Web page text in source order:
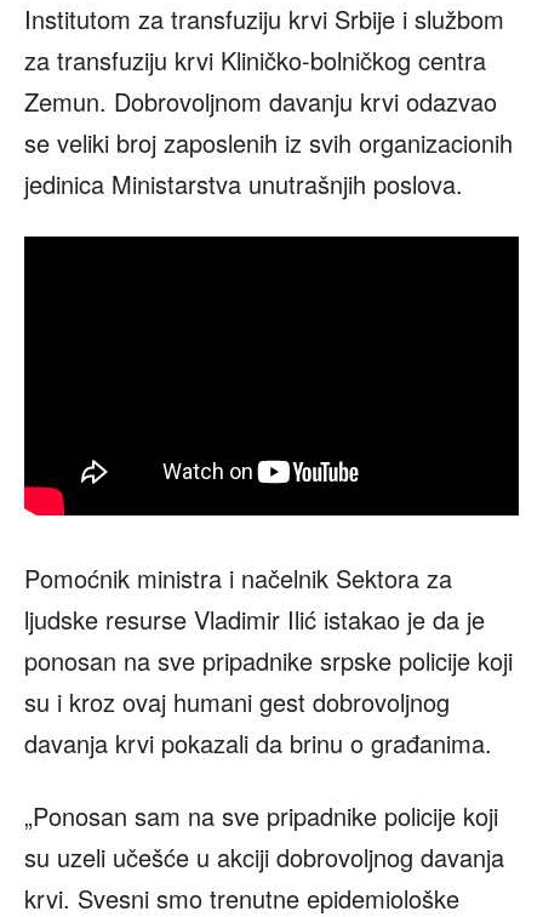
Institutom za transfuziju krvi Srbije i službom
za transfuziju krvi Kliničko-bolničkog centra
Zemun. Dobrovoljnom davanju krvi odazvao
se veliki broj zaposlenih iz svih organizacionih
jedinica Ministarstva unutrašnjih poslova.
Pomoćnik ministra i načelnik Sektora za
ljudske resurse Vladimir Ilić istakao je da je
ponosan na sve pripadnike srpske policije koji
su i kroz ovaj humani gest dobrovoljnog
davanja krvi pokazali da brinu o građanima.
„Ponosan sam na sve pripadnike policije koji
su uzeli učešće u akciji dobrovoljnog davanja
krvi. Svesni smo trenutne epidemiološke